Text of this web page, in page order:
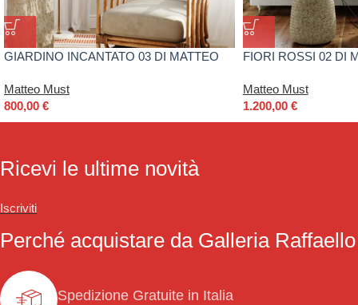
GIARDINO INCANTATO 03 DI MATTEO
Matteo Must
800,00 €
FIORI ROSSI 02 DI
Matteo Must
1.200,00 €
Ricevi le ultime novità
Iscriviti
Perché acquistare da Galleria Raffaello
Spedizione Gratuite in Italia